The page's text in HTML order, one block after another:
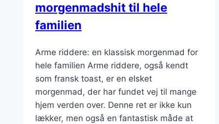
variation
morgenmadshit til hele
familien
Arme riddere: en klassisk morgenmad for
hele familien Arme riddere, også kendt
som fransk toast, er en elsket
morgenmad, der har fundet vej til mange
hjem verden over. Denne ret er ikke kun
lækker, men også en fantastisk måde at